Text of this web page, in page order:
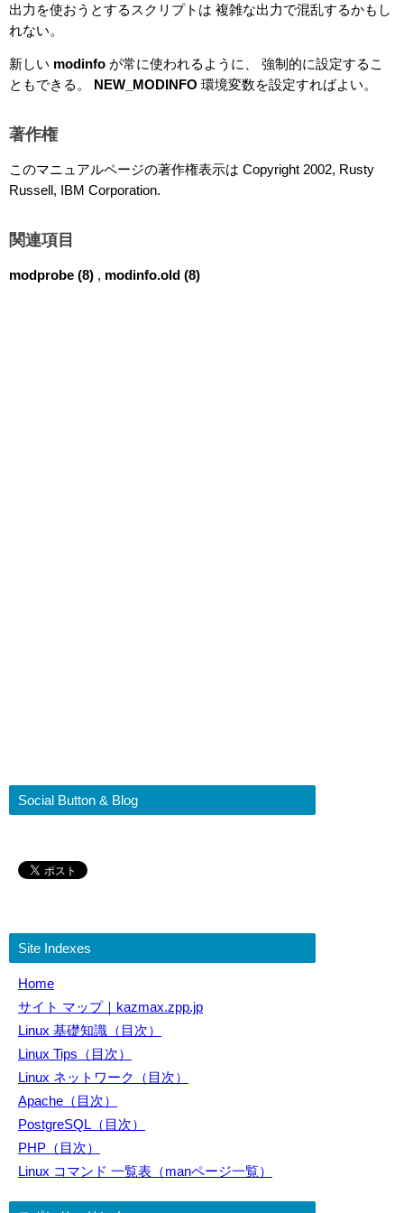
出力を使おうとするスクリプトは 複雑な出力で混乱するかもし
れない。
新しい modinfo が常に使われるように、 強制的に設定するこ
ともできる。 NEW_MODINFO 環境変数を設定すればよい。
著作権
このマニュアルページの著作権表示は Copyright 2002, Rusty
Russell, IBM Corporation.
関連項目
modprobe (8) , modinfo.old (8)
Social Button & Blog
Site Indexes
Home
サイト マップ｜kazmax.zpp.jp
Linux 基礎知識（目次）
Linux Tips（目次）
Linux ネットワーク（目次）
Apache（目次）
PostgreSQL（目次）
PHP（目次）
Linux コマンド 一覧表（manページ一覧）